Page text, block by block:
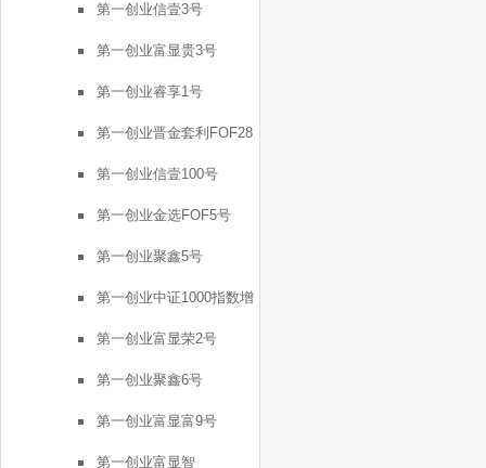
第一创业信壹3号
第一创业富显贵3号
第一创业睿享1号
第一创业晋金套利FOF28
号
第一创业信壹100号
第一创业金选FOF5号
第一创业聚鑫5号
第一创业中证1000指数增
强FOF1号
第一创业富显荣2号
第一创业聚鑫6号
第一创业富显富9号
第一创业富显智